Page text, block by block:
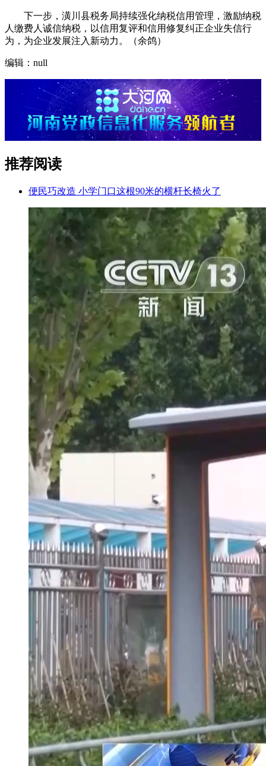
下一步，潢川县税务局持续强化纳税信用管理，激励纳税
人缴费人诚信纳税，以信用复评和信用修复纠正企业失信行
为，为企业发展注入新动力。（余鸽）
编辑：null
推荐阅读
便民巧改造 小学门口这根90米的横杆长椅火了